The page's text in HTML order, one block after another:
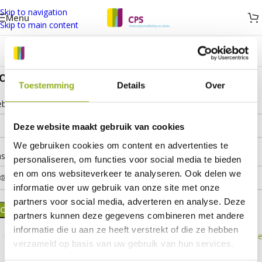
Toestemming Details Over
Deze website maakt gebruik van cookies
We gebruiken cookies om content en advertenties te
personaliseren, om functies voor social media te bieden
en om ons websiteverkeer te analyseren. Ook delen we
informatie over uw gebruik van onze site met onze
partners voor social media, adverteren en analyse. Deze
partners kunnen deze gegevens combineren met andere
informatie die u aan ze heeft verstrekt of die ze hebben
verzameld op basis van uw gebruik van hun services.
Skip to navigation
Skip to main content
Menu
of e-mailadres*
*
IN
Wachtwoord
Onthoud mij